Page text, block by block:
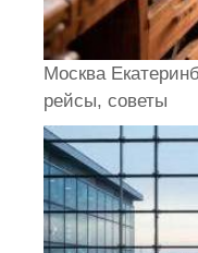
Москва
рейсы, советы